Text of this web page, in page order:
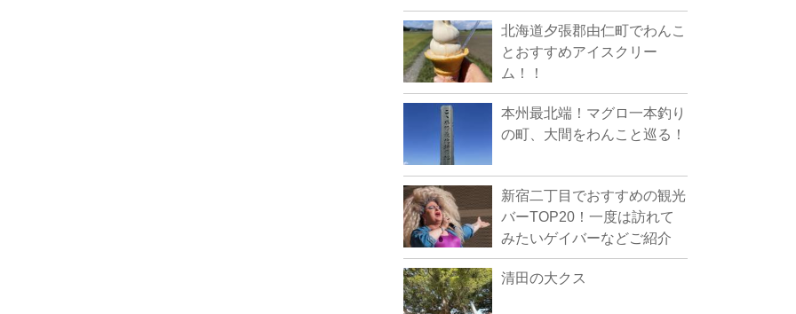
北海道夕張郡由仁町でわんこ
とおすすめアイスクリー
ム！！
本州最北端！マグロ一本釣り
の町、大間をわんこと巡る！
新宿二丁目でおすすめの観光
バーTOP20！一度は訪れて
みたいゲイバーなどご紹介
清田の大クス